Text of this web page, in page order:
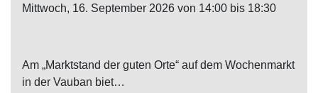
Mittwoch, 16. September 2026 von 14:00 bis 18:30
Am „Marktstand der guten Orte“ auf dem Wochenmarkt
in der Vauban biet…